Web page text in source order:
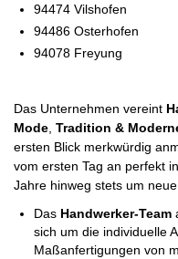
94474 Vilshofen
94486 Osterhofen
94078 Freyung
Das Unternehmen vereint
Mode, Tradition &
ersten Blick merkwürdig
vom ersten Tag an perfekt
Jahre hinweg stets um
Das Handwerker-Team
sich um die individuelle
Maßanfertigungen von